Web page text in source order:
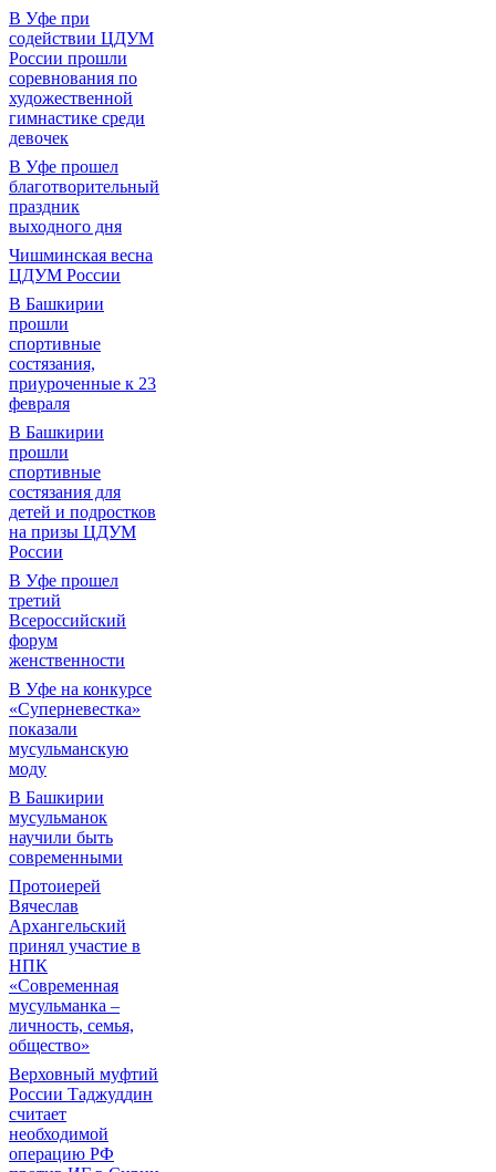
В Уфе при
содействии ЦДУМ
России прошли
соревнования по
художественной
гимнастике среди
девочек
В Уфе прошел
благотворительный
праздник
выходного дня
Чишминская весна
ЦДУМ России
В Башкирии
прошли
спортивные
состязания,
приуроченные к 23
февраля
В Башкирии
прошли
спортивные
состязания для
детей и подростков
на призы ЦДУМ
России
В Уфе прошел
третий
Всероссийский
форум
женственности
В Уфе на конкурсе
«Суперневестка»
показали
мусульманскую
моду
В Башкирии
мусульманок
научили быть
современными
Протоиерей
Вячеслав
Архангельский
принял участие в
НПК
«Современная
мусульманка –
личность, семья,
общество»
Верховный муфтий
России Таджуддин
считает
необходимой
операцию РФ